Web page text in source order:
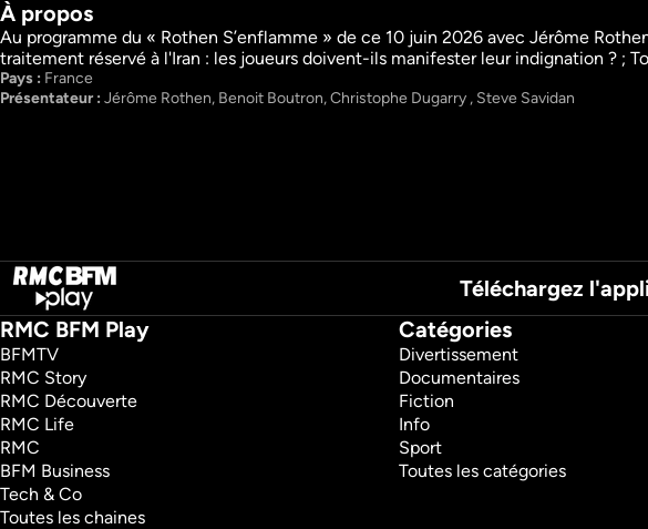
After Foot
Talk Show
Sport
Les nuits du Cazarre
Enchaîné
À propos
Au programme du « Rothen S’enflamme » de ce 10 juin 2026 avec Jérôme
traitement réservé à l'Iran : les joueurs doivent-ils manifester leur indignation ? ;
Pays : France
Présentateur : Jérôme Rothen, Benoit Boutron, Christophe Dugarry , Steve Savidan
Téléchargez
RMC BFM Play
BFMTV
RMC Story
RMC Découverte
RMC Life
RMC
BFM Business
Tech & Co
Toutes les chaines
Catégories
Divertissement
Documentaires
Fiction
Info
Sport
Toutes les catégories